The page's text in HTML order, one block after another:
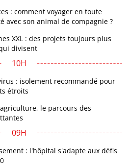
: comment voyager en toute
avec son animal de compagnie ?
XXL : des projets toujours plus
divisent
10H
: isolement recommandé pour
étroits
le parcours des
09H
: l'hôpital s'adapte aux défis